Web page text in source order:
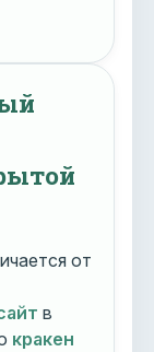
от
в
кракен